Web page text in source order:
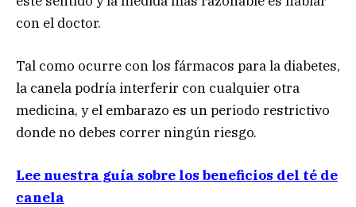
con el doctor.
Tal como ocurre con los fármacos para la diabetes,
la canela podría interferir con cualquier otra
medicina, y el embarazo es un periodo restrictivo
donde no debes correr ningún riesgo.
Lee nuestra guía sobre los beneficios del té de
canela